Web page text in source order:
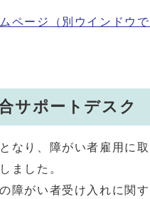
ページ （別ウインドウで
サポートデスク
なり、障がい者雇用に
ました。
障がい者受け入れに関